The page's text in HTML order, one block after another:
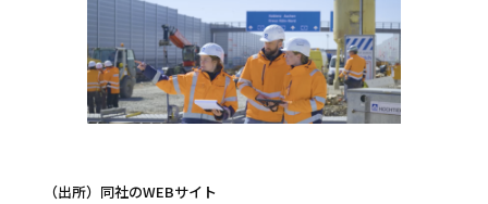
（出所）同社のWEBサイト